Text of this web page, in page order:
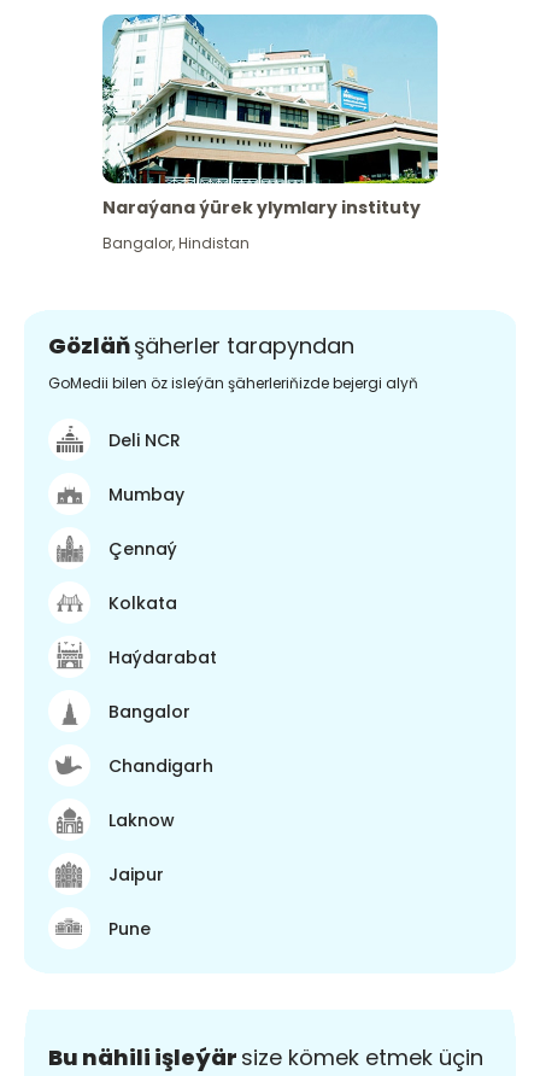
Naraýana ýürek ylymlary instituty
Bangalor,Hindistan
Gözläňşäherler tarapyndan
GoMedii bilen öz isleýän şäherleriňizde bejergi alyň
Deli NCR
Mumbay
Çennaý
Kolkata
Haýdarabat
Bangalor
Chandigarh
Laknow
Jaipur
Pune
Bu nähili işleýär size kömek etmek üçin